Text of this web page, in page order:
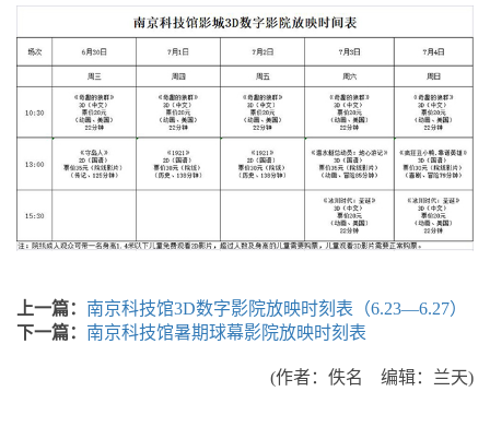
上一篇： 南京科技馆3D数字影院放映时刻表（6.23—6.27）
下一篇： 南京科技馆暑期球幕影院放映时刻表
(作者：佚名 编辑：兰天)